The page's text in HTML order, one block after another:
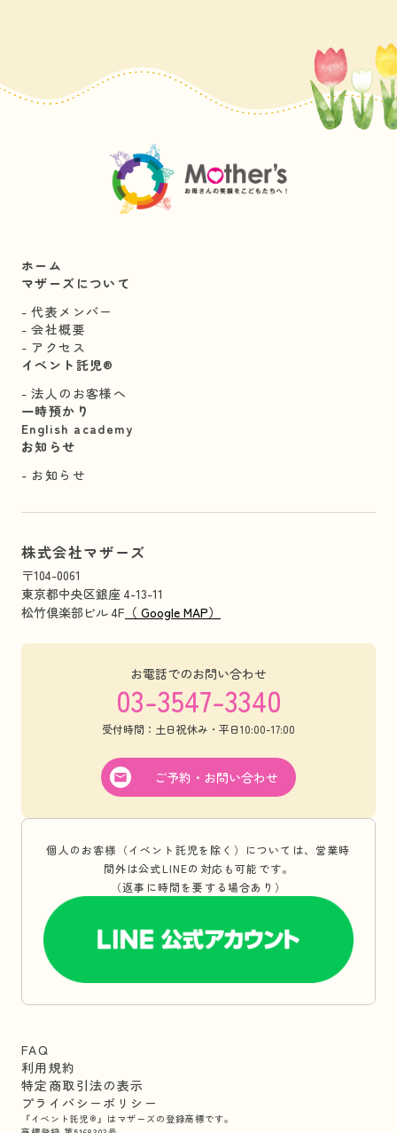
ホーム
マザーズについて
代表メンバー
会社概要
アクセス
イベント託児®︎
法人のお客様へ
一時預かり
English academy
お知らせ
お知らせ
株式会社マザーズ
〒104-0061
東京都中央区銀座 4-13-11
松竹倶楽部ビル 4F （ Google MAP）
お電話でのお問い合わせ
03-3547-3340
受付時間：土日祝休み・平日10:00-17:00
ご予約・お問い合わせ
個人のお客様（イベント託児を除く）については、営業時
間外は公式LINEの対応も可能です。
（返事に時間を要する場合あり）
FAQ
利用規約
特定商取引法の表示
プライバシーポリシー
『イベント託児®』はマザーズの登録商標です。